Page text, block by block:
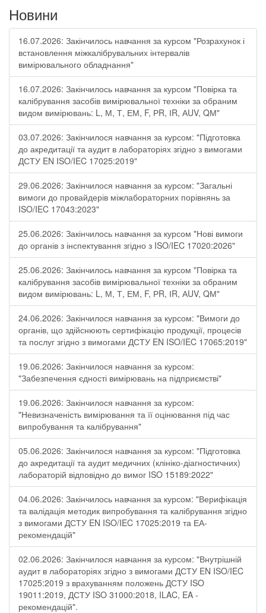
Новини
16.07.2026: Закінчилось навчання за курсом "Розрахунок і
встановлення міжкалібрувальних інтервалів
вимірювального обладнання"
16.07.2026: Закінчилось навчання за курсом "Повірка та
калібрування засобів вимірювальної техніки за обраним
видом вимірювань: L, М, Т, ЕМ, F, РR, ІR, АUV, QМ"
03.07.2026: Закінчилося навчання за курсом: "Підготовка
до акредитації та аудит в лабораторіях згідно з вимогами
ДСТУ EN ISO/IEC 17025:2019"
29.06.2026: Закінчилося навчання за курсом: "Загальні
вимоги до провайдерів міжлабораторних порівнянь за
ISO/IEC 17043:2023"
25.06.2026: Закінчилось навчання за курсом "Нові вимоги
до органів з інспектування згідно з ISO/IEC 17020:2026"
25.06.2026: Закінчилось навчання за курсом "Повірка та
калібрування засобів вимірювальної техніки за обраним
видом вимірювань: L, М, Т, ЕМ, F, РR, ІR, АUV, QМ"
24.06.2026: Закінчилося навчання за курсом: "Вимоги до
органів, що здійснюють сертифікацію продукції, процесів
та послуг згідно з вимогами ДСТУ EN ISO/IEC 17065:2019"
19.06.2026: Закінчилося навчання за курсом:
"Забезпечення єдності вимірювань на підприємстві"
19.06.2026: Закінчилося навчання за курсом:
"Невизначеність вимірювання та її оцінювання під час
випробування та калібрування"
05.06.2026: Закінчилося навчання за курсом: "Підготовка
до акредитації та аудит медичних (клініко-діагностичних)
лабораторій відповідно до вимог ISO 15189:2022"
04.06.2026: Закінчилось навчання за курсом: "Верифікація
та валідація методик випробування та калібрування згідно
з вимогами ДСТУ EN ISO/IEC 17025:2019 та ЕА-
рекомендацій"
02.06.2026: Закінчилося навчання за курсом: "Внутрішній
аудит в лабораторіях згідно з вимогами ДСТУ EN ISO/IEC
17025:2019 з врахуванням положень ДСТУ ISO
19011:2019, ДСТУ ISO 31000:2018, ILAC, EA -
рекомендацій".